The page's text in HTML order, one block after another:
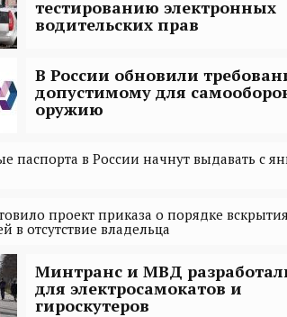
тестированию электронных
водительских прав
В России обновили
допустимому для
оружию
паспорта в России начнут выдавать с
проект приказа о порядке вскрытия
в отсутствие владельца
Минтранс и МВД
для электросамокатов и
гироскутеров